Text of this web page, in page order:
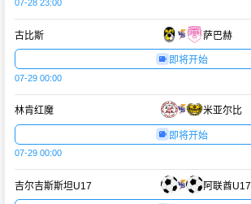
07-28 23:00
古比斯 萨巴赫
即将开始
07-29 00:00
林肯红魔 米亚尔比
即将开始
07-29 00:00
吉尔吉斯斯坦U17 阿联酋U17